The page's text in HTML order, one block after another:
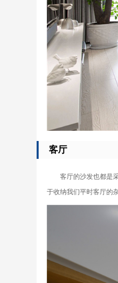
客厅
客厅的沙发也都是
于收纳我们平时客厅的